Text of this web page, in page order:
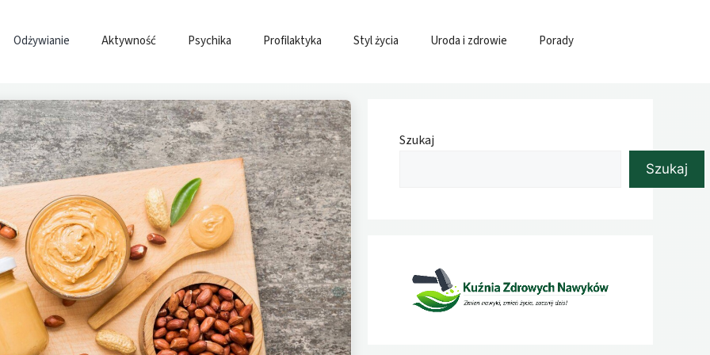
Odżywianie Aktywność Psychika Profilaktyka Styl życia Uroda i zdrowie Porady
Szukaj
Szukaj